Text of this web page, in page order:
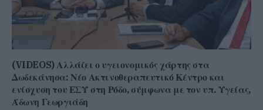
(VIDEOS) Αλλάζει ο υγειονομικός χάρτης στα
Δωδεκάνησα: Νέο Ακτινοθεραπευτικό Κέντρο και
ενίσχυση του ΕΣΥ στη Ρόδο, σύμφωνα με τον υπ. Υγείας,
Άδωνη Γεωργιάδη